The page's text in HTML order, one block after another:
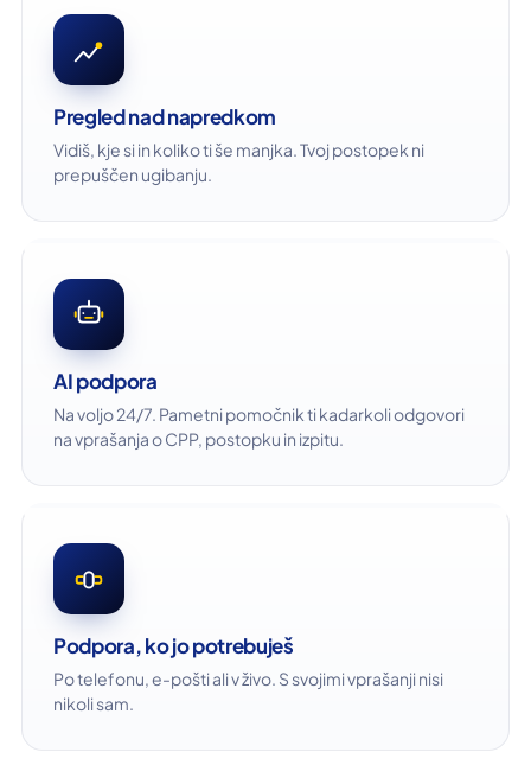
Pregled nad napredkom
Vidiš, kje si in koliko ti še manjka. Tvoj postopek ni
prepuščen ugibanju.
AI podpora
Na voljo 24/7. Pametni pomočnik ti kadarkoli odgovori
na vprašanja o CPP, postopku in izpitu.
Podpora, ko jo potrebuješ
Po telefonu, e-pošti ali v živo. S svojimi vprašanji nisi
nikoli sam.